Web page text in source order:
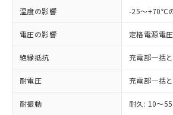
温度の影響 -25～+70℃
電圧の影響 定格電源電
絶縁抵抗 充電部一括
耐電圧 充電部一括
耐振動 耐久: 10～
本サービスは、当社制御
商品の当社在庫状況および
(税抜)を提供させていた
本サービスの対象外とな
ことをご了承ください。
在庫状況および標準価格
調査・確認中：EU RoHS指令
非含有の対応状況を調査中ま
商品です。
非該当品：ライセンス料など
害物質有無と関係のない商品で
仕入先様の事情により、非含
いたものが、含有品と判明し
※1 中国RoHS○×表
「○」：最大均質材料含有率が
基準値以下であることを示しま
「×」：最大均質材料含有率が
基準値を超えていることを示し
「－」：未確認です。当社販
当社は、これら貴社製品
為替および外国貿易法に